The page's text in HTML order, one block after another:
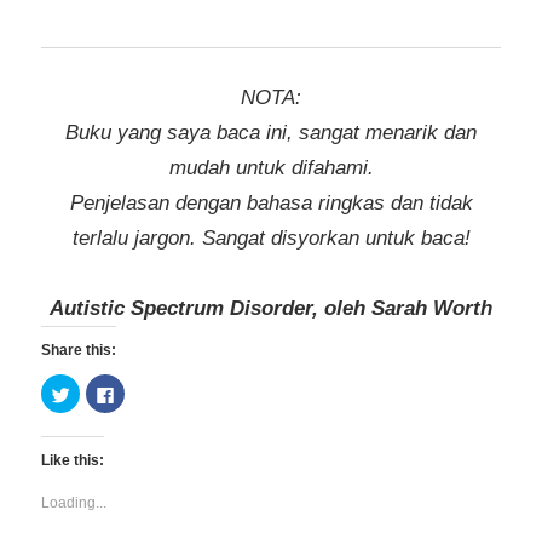
NOTA:
Buku yang saya baca ini, sangat menarik dan
mudah untuk difahami.
Penjelasan dengan bahasa ringkas dan tidak
terlalu jargon. Sangat disyorkan untuk baca!
Autistic Spectrum Disorder, oleh Sarah Worth
Share this:
Click
to
share
on
(Opens
window)
Click
to
Like this:
Loading...